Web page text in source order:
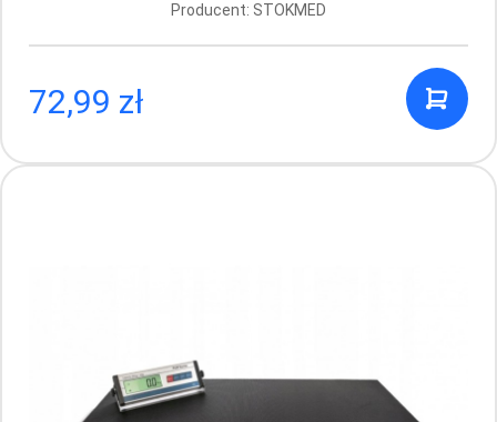
Strzykawka dwuczęściowa luer Chirana
Producent: STOKMED
72,99 zł